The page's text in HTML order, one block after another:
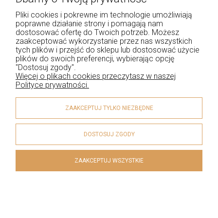
Kraj pochodzenia: Włochy
Marka: Staviori
Dostępność:
1 161,25 zł
DO KOSZYKA
Pliki cookies i pokrewne im technologie umożliwiają
poprawne działanie strony i pomagają nam
dostosować ofertę do Twoich potrzeb. Możesz
zaakceptować wykorzystanie przez nas wszystkich
tych plików i przejść do sklepu lub dostosować użycie
plików do swoich preferencji, wybierając opcję
"Dostosuj zgody".
Więcej o plikach cookies przeczytasz w naszej
Polityce prywatności.
ZAAKCEPTUJ TYLKO NIEZBĘDNE
DOSTOSUJ ZGODY
ZAAKCEPTUJ WSZYSTKIE